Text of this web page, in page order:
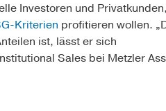
Investoren und Privatkunden,
Kriterien profitieren wollen.
ist, lässt er sich
Sales bei Metzler